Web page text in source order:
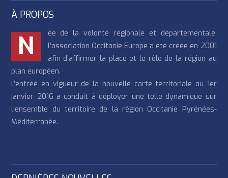
À PROPOS
N
ée de la volonté régionale et départementale,
l’association Occitanie Europe a été créée en 2001
afin d’affirmer la place et le rôle de la région au
plan européen.
L’entrée en vigueur de la nouvelle carte territoriale au 1er
janvier 2016 a conduit à déployer une telle dynamique sur
l’ensemble du territoire de la région Occitanie Pyrénées-
Méditerranée.